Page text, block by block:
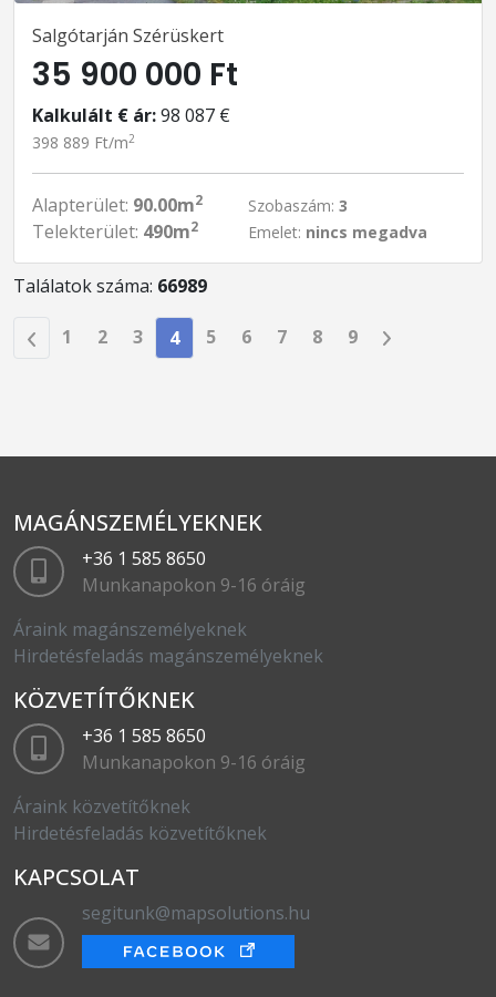
Salgótarján Szérüskert
35 900 000 Ft
Kalkulált € ár:98 087 €
398 889 Ft/m2
Alapterület: 90.00m2
Telekterület: 490m2
Szobaszám: 3
Emelet: nincs megadva
Találatok száma: 66989
1 2 3 4 5 6 7 8 9
MAGÁNSZEMÉLYEKNEK
+36 1 585 8650
Munkanapokon 9-16 óráig
Áraink magánszemélyeknek
Hirdetésfeladás magánszemélyeknek
KÖZVETÍTŐKNEK
+36 1 585 8650
Munkanapokon 9-16 óráig
Áraink közvetítőknek
Hirdetésfeladás közvetítőknek
KAPCSOLAT
segitunk@mapsolutions.hu